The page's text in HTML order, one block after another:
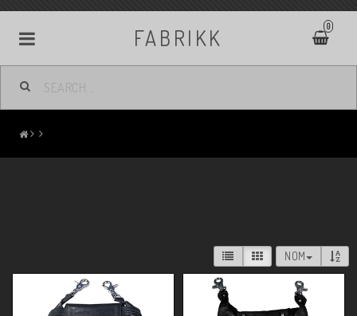
FABRIKK 0
NOM